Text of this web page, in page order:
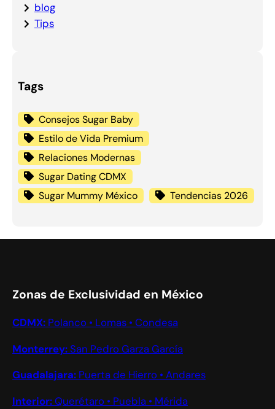
blog
Tips
Tags
Consejos Sugar Baby
Estilo de Vida Premium
Relaciones Modernas
Sugar Dating CDMX
Sugar Mummy México
Tendencias 2026
Zonas de Exclusividad en México
CDMX: Polanco • Lomas • Condesa
Monterrey:San Pedro Garza García
Guadalajara: Puerta de Hierro • Andares
Interior:Querétaro • Puebla • Mérida